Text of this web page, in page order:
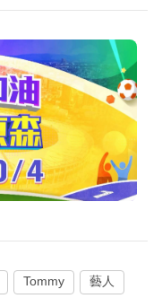
Tommy 藝人